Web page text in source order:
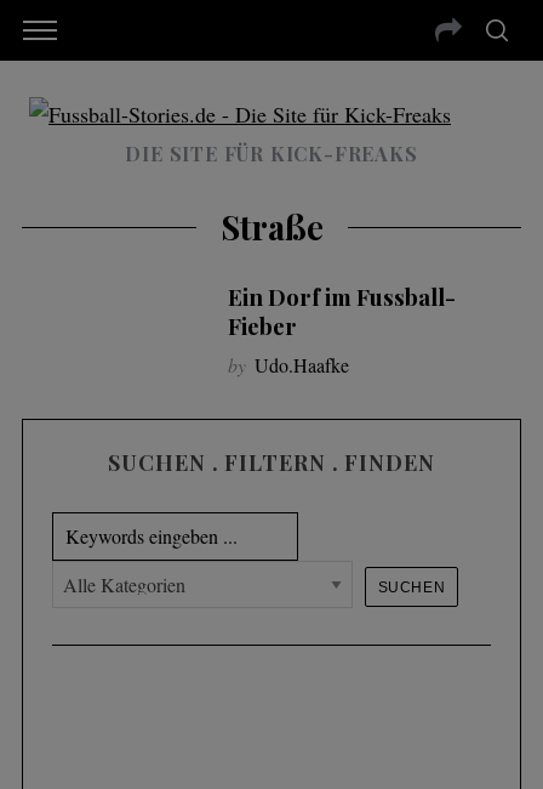
DIE SITE FÜR KICK-FREAKS
Straße
Ein Dorf im Fussball-
Fieber
by Udo.Haafke
SUCHEN . FILTERN . FINDEN